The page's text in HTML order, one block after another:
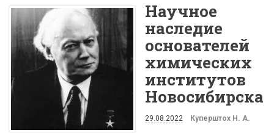
Научное
наследие
основателей
химических
институтов
Новосибирска
29.08.2022 Куперштох Н. А.